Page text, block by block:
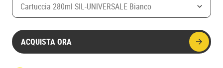
Cartuccia 280ml SIL-UNIVERSALE Bianco
ACQUISTA ORA